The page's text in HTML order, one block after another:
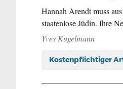
Hannah Arendt muss
staatenlose Jüdin. Ihre
Yves Kugelmann
Kostenpflichtiger